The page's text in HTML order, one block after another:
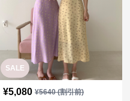
SALE
¥5,080 ¥5640(割引前)